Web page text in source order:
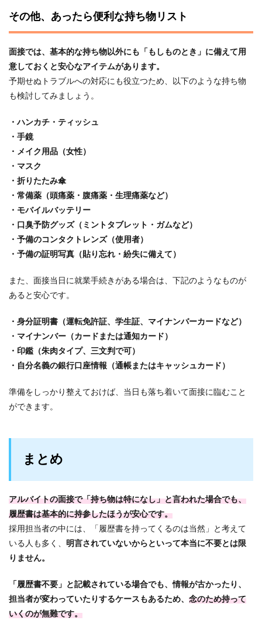
その他、あったら便利な持ち物リスト
面接では、基本的な持ち物以外にも「もしものとき」に備えて用
意しておくと安心なアイテムがあります。
予期せぬトラブルへの対応にも役立つため、以下のような持ち物
も検討してみましょう。
・ハンカチ・ティッシュ
・手鏡
・メイク用品（女性）
・マスク
・折りたたみ傘
・常備薬（頭痛薬・腹痛薬・生理痛薬など）
・モバイルバッテリー
・口臭予防グッズ（ミントタブレット・ガムなど）
・予備のコンタクトレンズ（使用者）
・予備の証明写真（貼り忘れ・紛失に備えて）
また、面接当日に就業手続きがある場合は、下記のようなものが
あると安心です。
・身分証明書（運転免許証、学生証、マイナンバーカードなど）
・マイナンバー（カードまたは通知カード）
・印鑑（朱肉タイプ、三文判で可）
・自分名義の銀行口座情報（通帳またはキャッシュカード）
準備をしっかり整えておけば、当日も落ち着いて面接に臨むこと
ができます。
まとめ
アルバイトの面接で「持ち物は特になし」と言われた場合でも、
履歴書は基本的に持参したほうが安心です。
採用担当者の中には、「履歴書を持ってくるのは当然」と考えて
いる人も多く、 明言されていないからといって本当に不要とは限
りません。
「履歴書不要」と記載されている場合でも、情報が古かったり、
担当者が変わっていたりするケースもあるため、 念のため持って
いくのが無難です。